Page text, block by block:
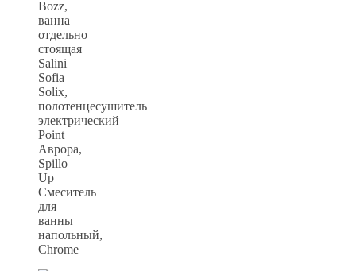
Bozz,
ванна
отдельно
стоящая
Salini
Sofia
Solix,
полотенцесушитель
электрический
Point
Аврора,
Spillo
Up
Смеситель
для
ванны
напольный,
Chrome